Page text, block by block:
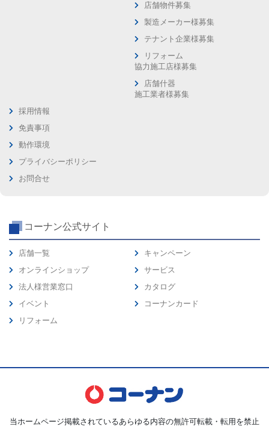
店舗物件募集
製造メーカー様募集
テナント企業様募集
リフォーム
協力施工店様募集
店舗什器
施工業者様募集
採用情報
免責事項
動作環境
プライバシーポリシー
お問合せ
コーナン公式サイト
店舗一覧
オンラインショップ
法人様営業窓口
イベント
リフォーム
キャンペーン
サービス
カタログ
コーナンカード
当ホームページ掲載されているあらゆる内容の無許可転載・転用を禁止